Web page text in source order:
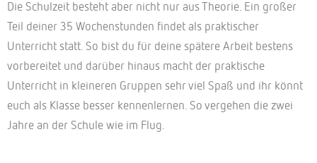
Die Schulzeit besteht aber nicht nur aus Theorie. Ein großer
Teil deiner 35 Wochenstunden findet als praktischer
Unterricht statt. So bist du für deine spätere Arbeit bestens
vorbereitet und darüber hinaus macht der praktische
Unterricht in kleineren Gruppen sehr viel Spaß und ihr könnt
euch als Klasse besser kennenlernen. So vergehen die zwei
Jahre an der Schule wie im Flug.